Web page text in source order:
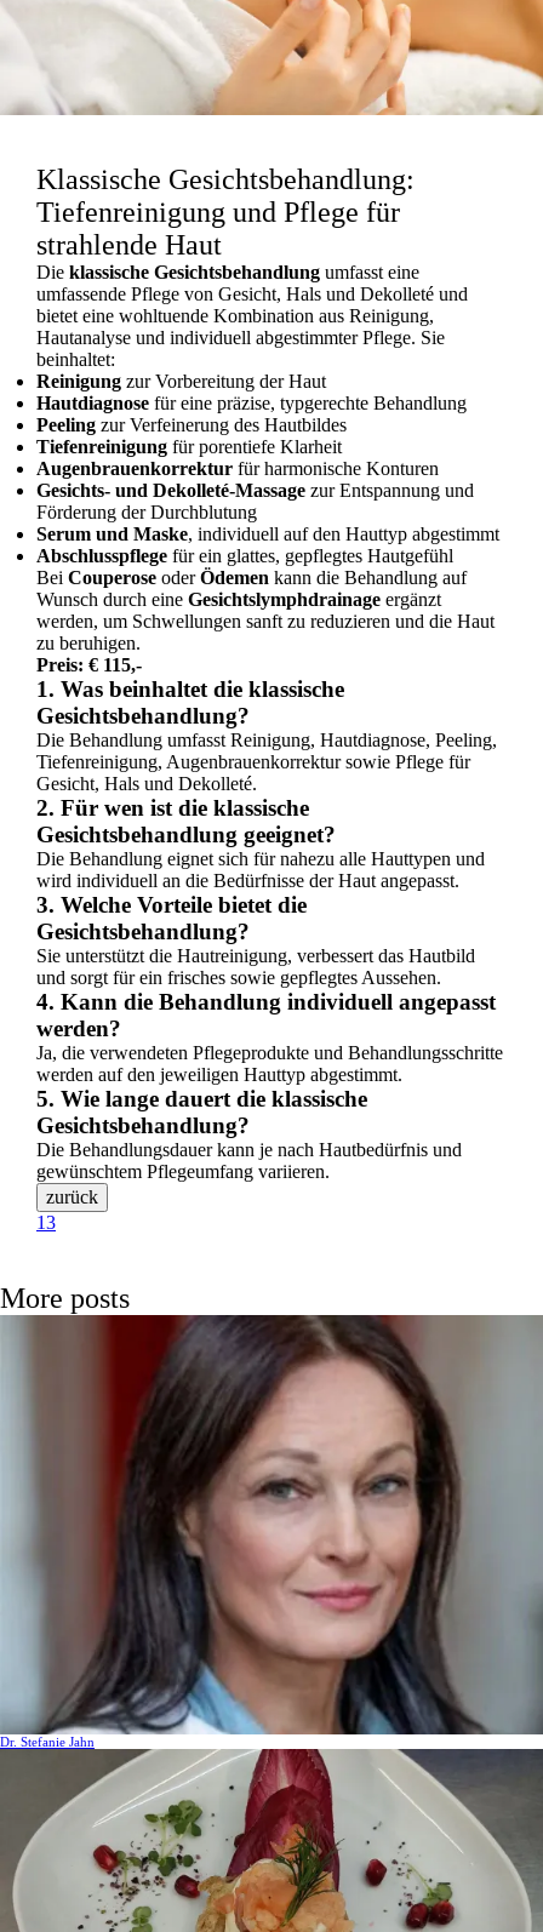
Klassische Gesichtsbehandlung:
Tiefenreinigung und Pflege für
strahlende Haut
Die klassische Gesichtsbehandlung umfasst eine
umfassende Pflege von Gesicht, Hals und Dekolleté und
bietet eine wohltuende Kombination aus Reinigung,
Hautanalyse und individuell abgestimmter Pflege. Sie
beinhaltet:
Reinigung zur Vorbereitung der Haut
Hautdiagnose für eine präzise, typgerechte Behandlung
Peeling zur Verfeinerung des Hautbildes
Tiefenreinigung für porentiefe Klarheit
Augenbrauenkorrektur für harmonische Konturen
Gesichts‑ und Dekolleté‑Massage zur Entspannung und
Förderung der Durchblutung
Serum und Maske, individuell auf den Hauttyp abgestimmt
Abschlusspflege für ein glattes, gepflegtes Hautgefühl
Bei Couperose oderÖdemen kann die Behandlung auf
Wunsch durch eine Gesichtslymphdrainage ergänzt
werden, um Schwellungen sanft zu reduzieren und die Haut
zu beruhigen.
Preis: € 115,-
1. Was beinhaltet die klassische
Gesichtsbehandlung?
Die Behandlung umfasst Reinigung, Hautdiagnose, Peeling,
Tiefenreinigung, Augenbrauenkorrektur sowie Pflege für
Gesicht, Hals und Dekolleté.
2. Für wen ist die klassische
Gesichtsbehandlung geeignet?
Die Behandlung eignet sich für nahezu alle Hauttypen und
wird individuell an die Bedürfnisse der Haut angepasst.
3. Welche Vorteile bietet die
Gesichtsbehandlung?
Sie unterstützt die Hautreinigung, verbessert das Hautbild
und sorgt für ein frisches sowie gepflegtes Aussehen.
4. Kann die Behandlung individuell angepasst
werden?
Ja, die verwendeten Pflegeprodukte und Behandlungsschritte
werden auf den jeweiligen Hauttyp abgestimmt.
5. Wie lange dauert die klassische
Gesichtsbehandlung?
Die Behandlungsdauer kann je nach Hautbedürfnis und
gewünschtem Pflegeumfang variieren.
13
More posts
Dr. Stefanie Jahn